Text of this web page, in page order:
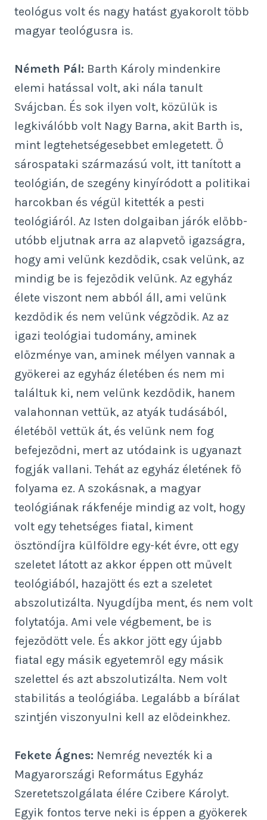
teológus volt és nagy hatást gyakorolt több
magyar teológusra is.
Németh Pál: Barth Károly mindenkire
elemi hatással volt, aki nála tanult
Svájcban. És sok ilyen volt, közülük is
legkiválóbb volt Nagy Barna, akit Barth is,
mint legtehetségesebbet emlegetett. Ő
sárospataki származású volt, itt tanított a
teológián, de szegény kinyíródott a politikai
harcokban és végül kitették a pesti
teológiáról. Az Isten dolgaiban járók előbb-
utóbb eljutnak arra az alapvető igazságra,
hogy ami velünk kezdődik, csak velünk, az
mindig be is fejeződik velünk. Az egyház
élete viszont nem abból áll, ami velünk
kezdődik és nem velünk végződik. Az az
igazi teológiai tudomány, aminek
előzménye van, aminek mélyen vannak a
gyökerei az egyház életében és nem mi
találtuk ki, nem velünk kezdődik, hanem
valahonnan vettük, az atyák tudásából,
életéből vettük át, és velünk nem fog
befejeződni, mert az utódaink is ugyanazt
fogják vallani. Tehát az egyház életének fő
folyama ez. A szokásnak, a magyar
teológiának rákfenéje mindig az volt, hogy
volt egy tehetséges fiatal, kiment
ösztöndíjra külföldre egy-két évre, ott egy
szeletet látott az akkor éppen ott művelt
teológiából, hazajött és ezt a szeletet
abszolutizálta. Nyugdíjba ment, és nem volt
folytatója. Ami vele végbement, be is
fejeződött vele. És akkor jött egy újabb
fiatal egy másik egyetemről egy másik
szelettel és azt abszolutizálta. Nem volt
stabilitás a teológiába. Legalább a bírálat
szintjén viszonyulni kell az elődeinkhez.
Fekete Ágnes: Nemrég nevezték ki a
Magyarországi Református Egyház
Szeretetszolgálata élére Czibere Károlyt.
Egyik fontos terve neki is éppen a gyökerek